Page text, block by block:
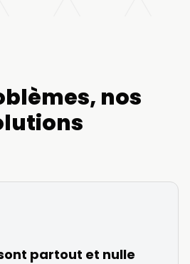
nos
partout et nulle